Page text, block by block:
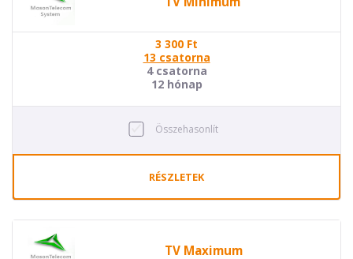
3 300 Ft
13 csatorna
4 csatorna
12 hónap
Összehasonlít
RÉSZLETEK
TV Maximum